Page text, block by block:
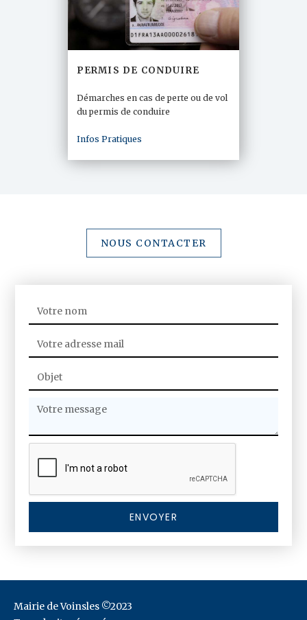
PERMIS DE CONDUIRE
Démarches en cas de perte ou de vol
du permis de conduire
Infos Pratiques
NOUS CONTACTER
Mairie de Voinsles ©2023